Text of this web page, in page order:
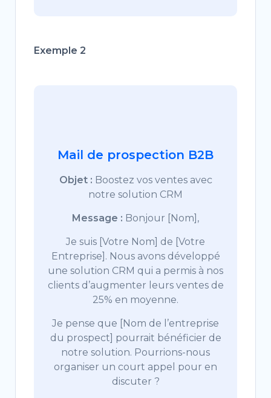
Exemple 2
Mail de prospection B2B
Objet : Boostez vos ventes avec
notre solution CRM
Message : Bonjour [Nom],
Je suis [Votre Nom] de [Votre
Entreprise]. Nous avons développé
une solution CRM qui a permis à nos
clients d’augmenter leurs ventes de
25% en moyenne.
Je pense que [Nom de l’entreprise
du prospect] pourrait bénéficier de
notre solution. Pourrions-nous
organiser un court appel pour en
discuter ?